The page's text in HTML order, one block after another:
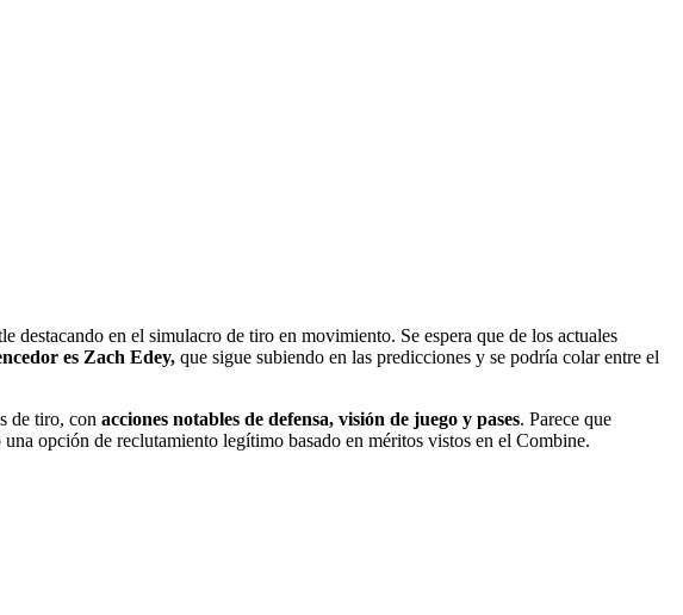
en el simulacro de tiro en movimiento. Se espera que de los actuales
es Zach Edey, que sigue subiendo en las predicciones y se podría colar entre el
de tiro, con acciones notables de defensa, visión de juego y pases. Parece que
opción de reclutamiento legítimo basado en méritos vistos en el Combine.